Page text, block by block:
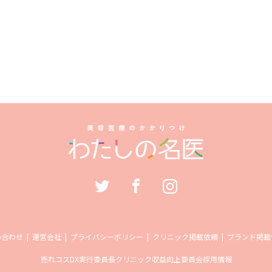
わせ 運営会社 プライバシーポリシー クリニック掲載依頼 ブランド掲
売れコスDX実行委員長クリニック収益向上委員会採用情報